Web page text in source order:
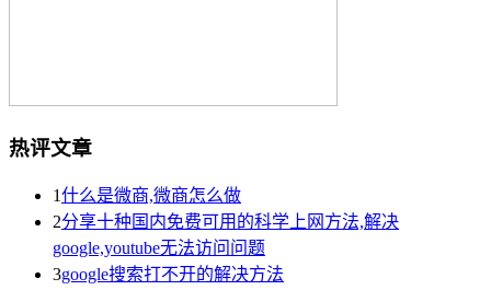
热评文章
1什么是微商,微商怎么做
2分享十种国内免费可用的科学上网方法,解决
google,youtube无法访问问题
3google搜索打不开的解决方法